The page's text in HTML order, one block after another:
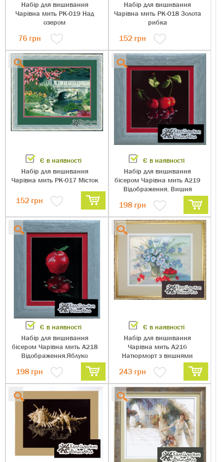
Набір для вишивання
Чарівна мить РК-019 Над
озером
76грн
Набір для вишивання
Чарівна мить РК-018 Золота
рибка
152грн
Є в наявності
Набір для вишивання
Чарівна мить РК-017 Місток
152 грн
Є в наявності
Набір для вишивання
бісером Чарівна мить А219
Відображення. Вишня
198грн
Є в наявності
Набір для вишивання
бісером Чарівна мить А218
Відображення.Яблуко
198 грн
Є в наявності
Набір для вишивання
Чарівна мить А216
Натюрморт з вишнями
243грн